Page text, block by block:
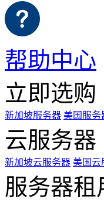
帮助中心
立即选购
新加坡服务器 美国服务
云服务器
新加坡云服务器 美国云
服务器租